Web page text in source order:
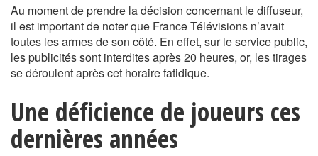
Au moment de prendre la décision concernant le diffuseur,
il est important de noter que France Télévisions n’avait
toutes les armes de son côté. En effet, sur le service public,
les publicités sont interdites après 20 heures, or, les tirages
se déroulent après cet horaire fatidique.
Une déficience de joueurs ces
dernières années